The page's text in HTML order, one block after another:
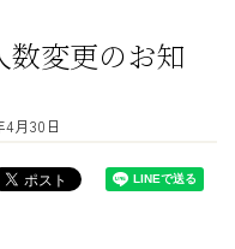
数変更のお知
4月30日